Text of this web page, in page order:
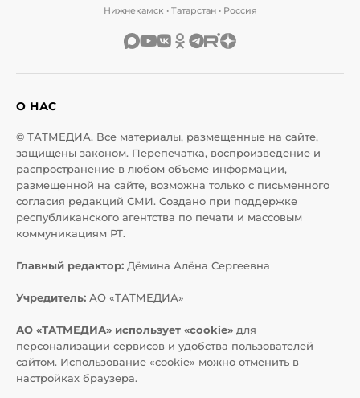
Нижнекамск • Татарстан • Россия
О НАС
© ТАТМЕДИА. Все материалы, размещенные на сайте,
защищены законом. Перепечатка, воспроизведение и
распространение в любом объеме информации,
размещенной на сайте, возможна только с письменного
согласия редакций СМИ. Создано при поддержке
республиканского агентства по печати и массовым
коммуникациям РТ.
Главный редактор: Дёмина Алёна Сергеевна
Учредитель: АО «ТАТМЕДИА»
АО «ТАТМЕДИА» использует «cookie» для
персонализации сервисов и удобства пользователей
сайтом. Использование «cookie» можно отменить в
настройках браузера.